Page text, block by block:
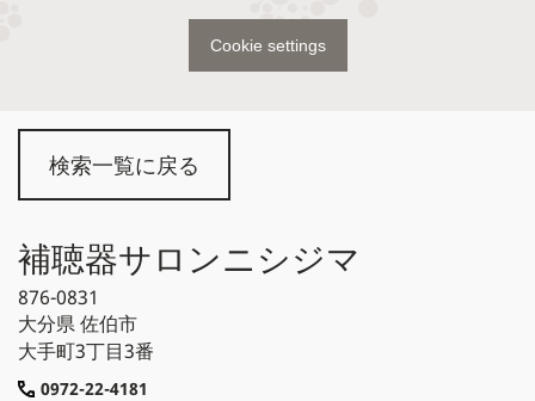
検索一覧に戻る
補聴器サロンニシジマ
876-0831
大分県佐伯市
大手町3丁目3番
0972-22-4181
Cookie settings